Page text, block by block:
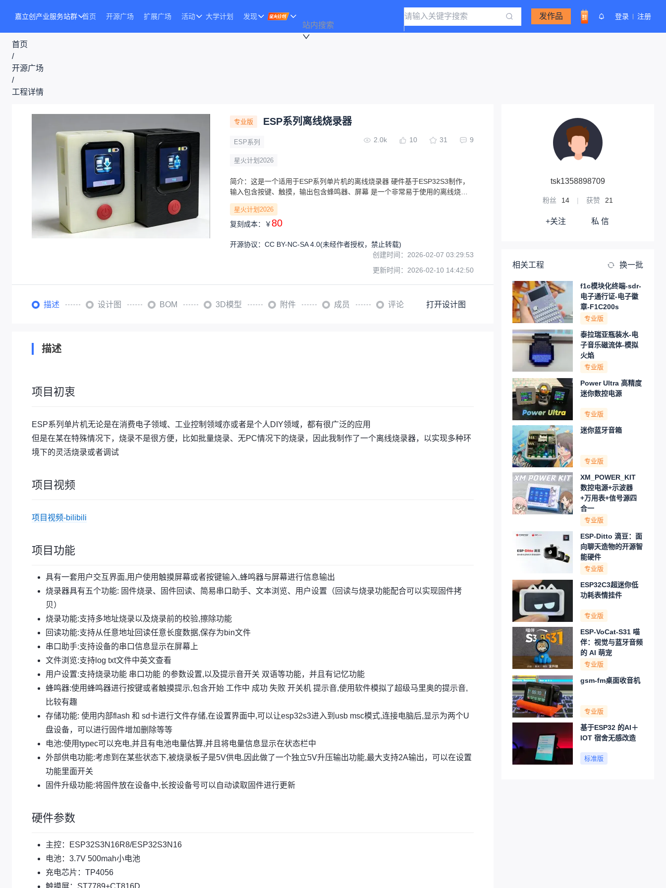
嘉立创产业服务站群 首页 开源广场 扩展广场 活动 大学计划 发现
站内搜索
发作品 登录 注册
首页
/
开源广场
/
工程详情
专业版 ESP系列离线烧录器
ESP系列
星火计划2026
2.0k 10 31 9
简介： 这是一个适用于ESP系列单片机的离线烧录器 硬件基于ESP32S3制作，
输入包含按键、触摸，输出包含蜂鸣器、屏幕 是一个非常易于使用的离线烧录
器
星火计划2026
复刻成本： ￥ 80
开源协议： CC BY-NC-SA 4.0(未经作者授权，禁止转载)
创建时间： 2026-02-07 03:29:53
更新时间： 2026-02-10 14:42:50
描述 设计图 BOM 3D模型 附件 成员 评论 打开设计图
描述
项目初衷
ESP系列单片机无论是在消费电子领域、工业控制领域亦或者是个人DIY领域，都有很广泛的应用
但是在某在特殊情况下，烧录不是很方便，比如批量烧录、无PC情况下的烧录，因此我制作了一个离线烧录器，以实现多种环
境下的灵活烧录或者调试
项目视频
项目视频-bilibili
项目功能
具有一套用户交互界面,用户使用触摸屏幕或者按键输入,蜂鸣器与屏幕进行信息输出
烧录器具有五个功能: 固件烧录、固件回读、简易串口助手、文本浏览、用户设置（回读与烧录功能配合可以实现固件拷
贝）
烧录功能:支持多地址烧录以及烧录前的校验,擦除功能
回读功能:支持从任意地址回读任意长度数据,保存为bin文件
串口助手:支持设备的串口信息显示在屏幕上
文件浏览:支持log txt文件中英文查看
用户设置:支持烧录功能 串口功能 的参数设置,以及提示音开关 双语等功能，并且有记忆功能
蜂鸣器:使用蜂鸣器进行按键或者触摸提示,包含开始 工作中 成功 失败 开关机 提示音,使用软件模拟了超级马里奥的提示音,
比较有趣
存储功能: 使用内部flash 和 sd卡进行文件存储,在设置界面中,可以让esp32s3进入到usb msc模式,连接电脑后,显示为两个U
盘设备，可以进行固件增加删除等等
电池:使用typec可以充电,并且有电池电量估算,并且将电量信息显示在状态栏中
外部供电功能:考虑到在某些状态下,被烧录板子是5V供电,因此做了一个独立5V升压输出功能,最大支持2A输出，可以在设置
功能里面开关
固件升级功能:将固件放在设备中,长按设备号可以自动读取固件进行更新
硬件参数
主控：ESP32S3N16R8/ESP32S3N16
电池：3.7V 500mah小电池
充电芯片：TP4056
触摸屏：ST7789+CT816D
tsk1358898709
粉丝 14 | 获赞 21
+关注 私 信
相关工程 换一批
f1c模块化终端-sdr-
电子通行证-电子徽
章-F1C200s
专业版
泰拉瑞亚瓶装水-电
子音乐磁流体-模拟
火焰
专业版
Power Ultra 高精度
迷你数控电源
专业版
迷你蓝牙音箱
专业版
XM_POWER_KIT
数控电源+示波器
+万用表+信号源四
合一
专业版
ESP-Ditto 滴豆：面
向聊天造物的开源智
能硬件
专业版
ESP32C3超迷你低
功耗表情挂件
专业版
ESP-VoCat-S31 喵
伴：视觉与蓝牙音频
的 AI 萌宠
专业版
gsm-fm桌面收音机
专业版
基于ESP32 的AI＋
IOT 宿舍无感改造
标准版